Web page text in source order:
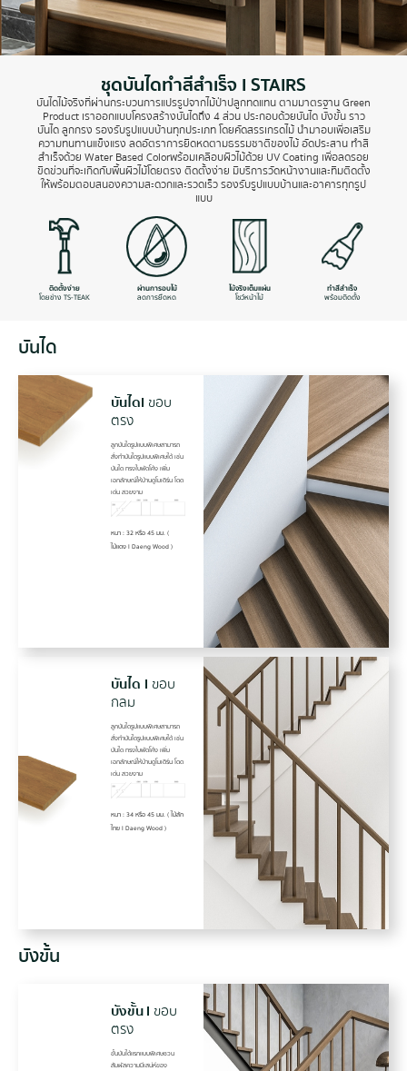
ชุดบันไดทำสีสำเร็จ I STAIRS
บันไดไม้จริงที่ผ่านกระบวนการแปรรูปจากไม้ป่าปลูกทดแทน ตามมาตรฐาน Green
Product เราออกแบบโครงสร้างบันไดถึง 4 ส่วน ประกอบด้วยบันได บังขั้น ราว
บันได ลูกกรง รองรับรูปแบบบ้านทุกประเภท โดยคัดสรรเกรดไม้ นำมาอบเพื่อเสริม
ความทนทานแข็งแรง ลดอัตราการยืดหดตามธรรมชาติของไม้ อัดประสาน ทำสี
สำเร็จด้วย Water Based Colorพร้อมเคลือบผิวไม้ด้วย UV Coating เพื่อลดรอย
ขีดข่วนที่จะเกิดกับพื้นผิวไม้โดยตรง ติดตั้งง่าย มีบริการวัดหน้างานและทีมติดตั้ง
ให้พร้อมตอบสนองความสะดวกและรวดเร็ว รองรับรูปแบบบ้านและอาคารทุกรูป
แบบ
ติดตั้งง่าย
โดยช่าง TS-TEAK
ผ่านการอบไม้
ลดการยืดหด
ไม้จริงเต็มแผ่น
โชว์หน้าไม้
ทำสีสำเร็จ
พร้อมติดตั้ง
บันได
บันไดI ขอบ
ตรง
ลูกบันไดรูปแบบพิเศษสามารถ
สั่งทำบันไดรูปแบบพิเศษได้ เช่น
บันได ทรงใบพัดโค้ง เพิ่ม
เอกลักษณ์ให้บ้านดูโมเดิร์น โดด
เด่น สวยงาม
หนา : 32 หรือ 45 มม. (
ไม้แดง I Daeng Wood )
บันได I ขอบ
กลม
ลูกบันไดรูปแบบพิเศษสามารถ
สั่งทำบันไดรูปแบบพิเศษได้ เช่น
บันได ทรงใบพัดโค้ง เพิ่ม
เอกลักษณ์ให้บ้านดูโมเดิร์น โดด
เด่น สวยงาม
หนา : 34 หรือ 45 มม. ( ไม้สัก
ไทย I Daeng Wood )
บังขั้น
บังขั้น I ขอบ
ตรง
ขั้นบันได้แรกแบบพิเศษชวน
สัมผัสความมีเสน่ห์ของ